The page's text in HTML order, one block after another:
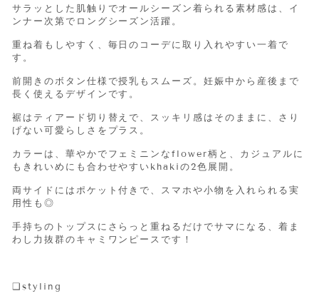
サラッとした肌触りでオールシーズン着られる素材感は、イ
ンナー次第でロングシーズン活躍。
重ね着もしやすく、毎日のコーデに取り入れやすい一着で
す。
前開きのボタン仕様で授乳もスムーズ。妊娠中から産後まで
長く使えるデザインです。
裾はティアード切り替えで、スッキリ感はそのままに、さり
げない可愛らしさをプラス。
カラーは、華やかでフェミニンなflower柄と、カジュアルに
もきれいめにも合わせやすいkhakiの2色展開。
両サイドにはポケット付きで、スマホや小物を入れられる実
用性も◎
手持ちのトップスにさらっと重ねるだけでサマになる、着ま
わし力抜群のキャミワンピースです！
❑styling